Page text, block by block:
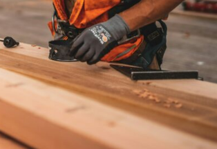
Història
Galeria de Presidents
Biblioteca Arxiu
Seu Social